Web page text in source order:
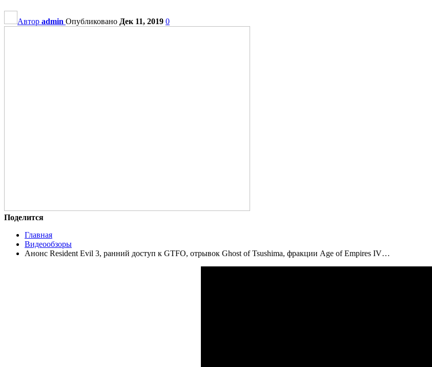
Автор admin Опубликовано Дек 11, 2019 0
Поделится
Главная
Видеообзоры
Анонс Resident Evil 3, ранний доступ к GTFO, отрывок Ghost of Tsushima, фракции Age of Empires IV…